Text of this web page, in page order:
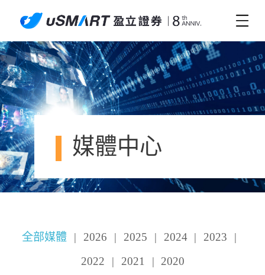
媒體中心
全部媒體 | 2026 | 2025 | 2024 | 2023
|
2022
| 2021 | 2020